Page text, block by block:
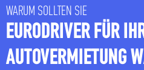
WARUM SOLLTEN SIE
EURODRIVER FÜR
AUTOVERMIETUNG